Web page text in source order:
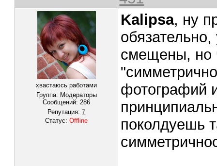
хвастаюсь работами
Группа: Модераторы
Сообщений:286
Репутация:7
Статус:Offline
Kalipsa, ну
смещены, но
фотографий
поколдуешь